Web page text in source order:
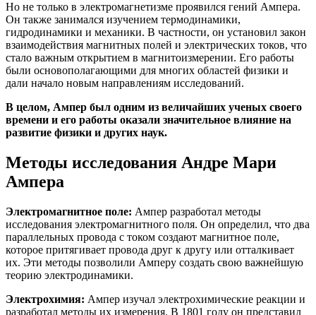
Но не только в электромагнетизме проявился гений Ампера.
Он также занимался изучением термодинамики,
гидродинамики и механики. В частности, он установил закон
взаимодействия магнитных полей и электрических токов, что
стало важным открытием в магнитоизмерении. Его работы
были основополагающими для многих областей физики и
дали начало новым направлениям исследований.
В целом, Ампер был одним из величайших ученых своего
времени и его работы оказали значительное влияние на
развитие физики и других наук.
Методы исследования Андре Мари
Ампера
Электромагнитное поле: Ампер разработал методы
исследования электромагнитного поля. Он определил, что два
параллельных провода с током создают магнитное поле,
которое притягивает провода друг к другу или отталкивает
их. Эти методы позволили Амперу создать свою важнейшую
теорию электродинамики.
Электрохимия: Ампер изучал электрохимические реакции и
разработал методы их измерения. В 1801 году он представил